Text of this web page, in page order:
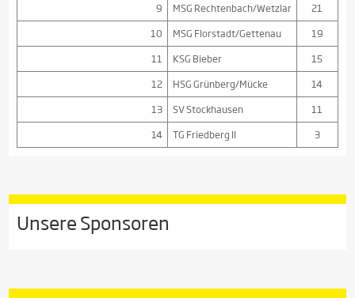
9
MSG Rechtenbach/Wetzlar
21
10
MSG Florstadt/Gettenau
19
11
KSG Bieber
15
12
HSG Grünberg/Mücke
14
13
SV Stockhausen
11
14
TG Friedberg II 3
Unsere Sponsoren